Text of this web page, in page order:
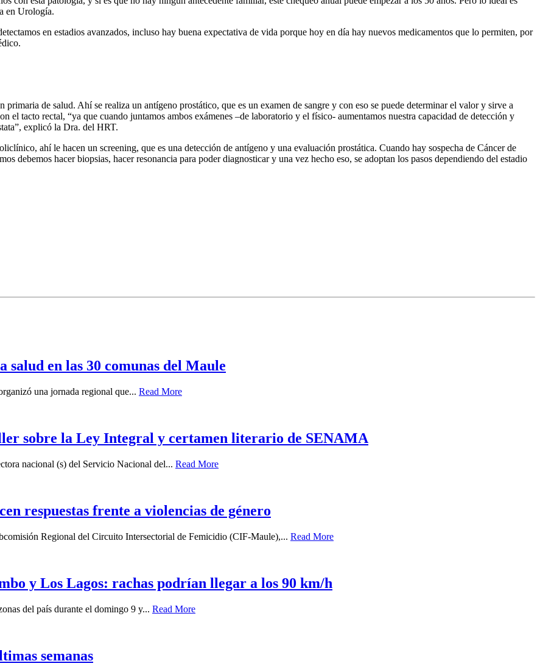
en Urología.
en estadios avanzados, incluso hay buena expectativa de vida porque hoy en día hay nuevos medicamentos que lo permiten, por
de salud. Ahí se realiza un antígeno prostático, que es un examen de sangre y con eso se puede determinar el valor y sirve a
el tacto rectal, “ya que cuando juntamos ambos exámenes –de laboratorio y el físico- aumentamos nuestra capacidad de detección y
explicó la Dra. del HRT.
ahí le hacen un screening, que es una detección de antígeno y una evaluación prostática. Cuando hay sospecha de Cáncer de
debemos hacer biopsias, hacer resonancia para poder diagnosticar y una vez hecho eso, se adoptan los pasos dependiendo del estadio
en las 30 comunas del Maule
una jornada regional que... Read More
sobre la Ley Integral y certamen literario de SENAMA
nacional (s) del Servicio Nacional del... Read More
respuestas frente a violencias de género
Regional del Circuito Intersectorial de Femicidio (CIF-Maule),... Read More
y Los Lagos: rachas podrían llegar a los 90 km/h
del país durante el domingo 9 y... Read More
semanas